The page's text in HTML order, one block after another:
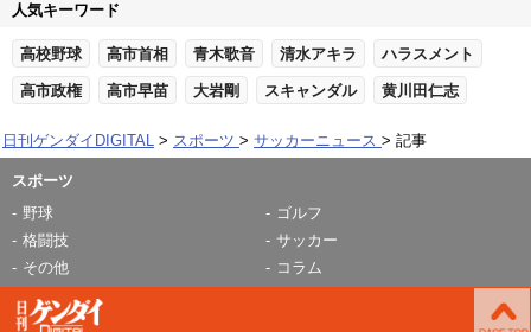
人気キーワード
高校野球 高市首相 青木歌音 清水アキラ ハラスメント
高市政権 高市早苗 大岩剛 スキャンダル 黄川田仁志
日刊ゲンダイDIGITAL スポーツ サッカーニュース 記事
スポーツ
野球
ゴルフ
格闘技
サッカー
その他
コラム